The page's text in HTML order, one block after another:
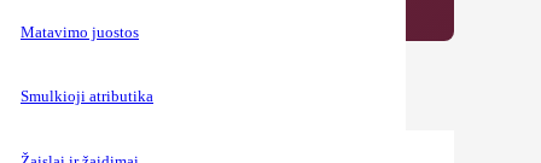
Matavimo juostos
Smulkioji atributika